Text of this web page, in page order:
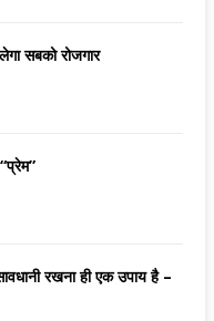
सबको रोजगार
रखना ही एक उपाय है –